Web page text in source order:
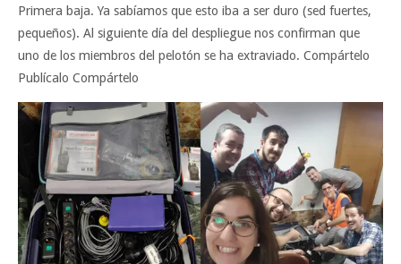
Primera baja. Ya sabíamos que esto iba a ser duro (sed fuertes,
pequeños). Al siguiente día del despliegue nos confirman que
uno de los miembros del pelotón se ha extraviado. Compártelo
Publícalo Compártelo